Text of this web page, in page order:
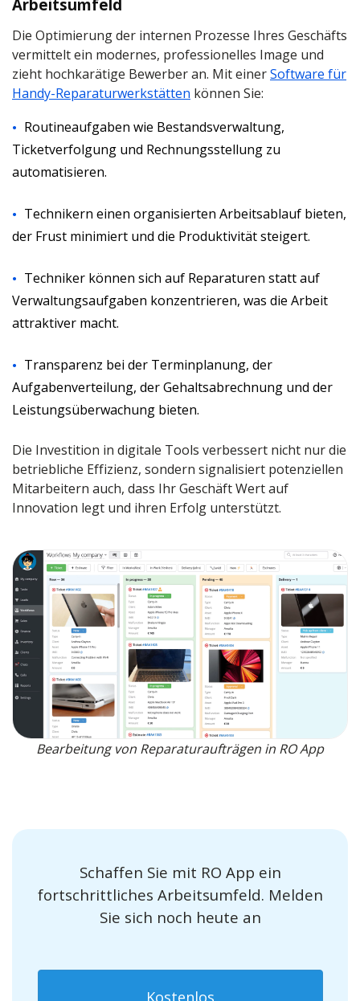
Arbeitsumfeld
Die Optimierung der internen Prozesse Ihres Geschäfts
vermittelt ein modernes, professionelles Image und
zieht hochkarätige Bewerber an. Mit einerSoftware für
Handy-Reparaturwerkstätten können Sie:
Routineaufgaben wie Bestandsverwaltung,
Ticketverfolgung und Rechnungsstellung zu
automatisieren.
Technikern einen organisierten Arbeitsablauf bieten,
der Frust minimiert und die Produktivität steigert.
Techniker können sich auf Reparaturen statt auf
Verwaltungsaufgaben konzentrieren, was die Arbeit
attraktiver macht.
Transparenz bei der Terminplanung, der
Aufgabenverteilung, der Gehaltsabrechnung und der
Leistungsüberwachung bieten.
Die Investition in digitale Tools verbessert nicht nur die
betriebliche Effizienz, sondern signalisiert potenziellen
Mitarbeitern auch, dass Ihr Geschäft Wert auf
Innovation legt und ihren Erfolg unterstützt.
Bearbeitung von Reparaturaufträgen in RO App
Schaffen Sie mit RO App ein
fortschrittliches Arbeitsumfeld. Melden
Sie sich noch heute an
Kostenlos